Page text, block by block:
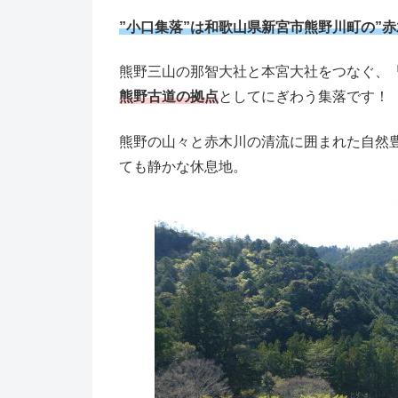
”小口集落”は和歌山県新宮市熊野川町の”
熊野三山の那智大社と本宮大社をつなぐ
熊野古道の拠点としてにぎわう集落です！
熊野の山々と赤木川の清流に囲まれた自
ても静かな休息地。